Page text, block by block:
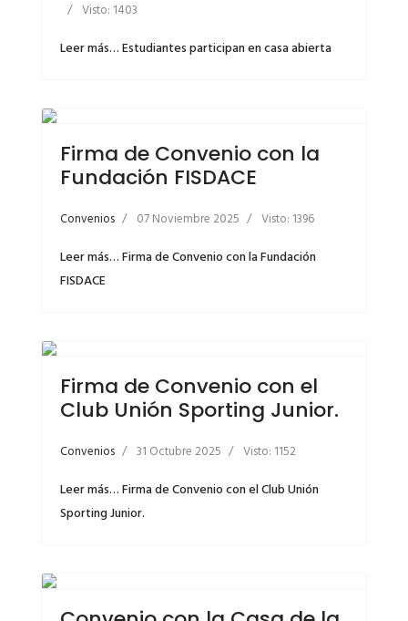
Visto: 1403
Leer más… Estudiantes participan en casa abierta
Firma de Convenio con la
Fundación FISDACE
Convenios 07 Noviembre 2025 Visto: 1396
Leer más… Firma de Convenio con la Fundación
FISDACE
Firma de Convenio con el
Club Unión Sporting Junior.
Convenios 31 Octubre 2025 Visto: 1152
Leer más… Firma de Convenio con el Club Unión
Sporting Junior.